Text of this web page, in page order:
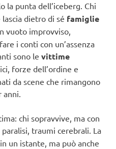
la punta dell’iceberg. Chi
dietro di sé famiglie
vuoto improvviso,
i conti con un’assenza
sono le vittime
forze dell’ordine e
da scene che rimangono
anni.
chi sopravvive, ma con
paralisi, traumi cerebrali. La
un istante, ma può anche